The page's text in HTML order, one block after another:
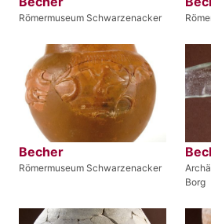
Römermuseum Schwarzenacker
Becher
Römermuseum Schwarzenacker
Borg